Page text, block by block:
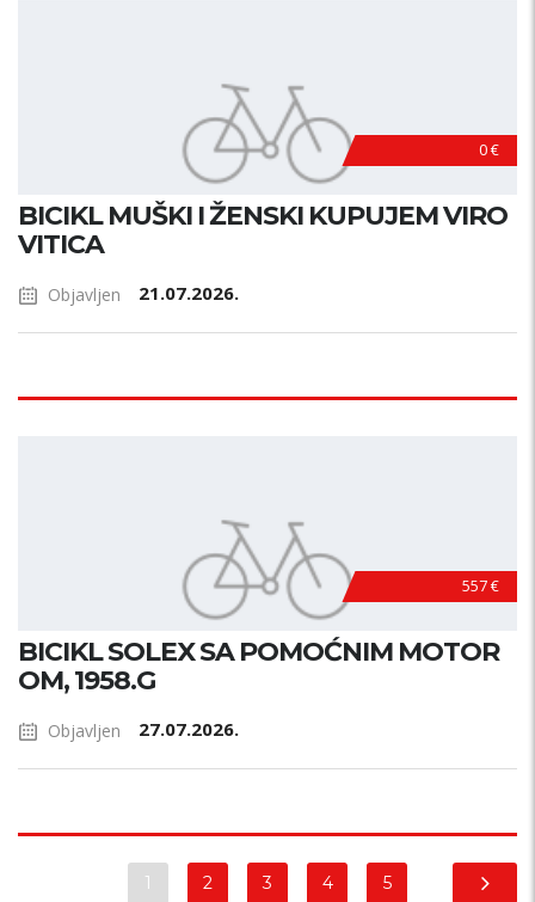
0 €
BICIKL MUŠKI I ŽENSKI KUPUJEM VIRO
VITICA
Objavljen 21.07.2026.
557 €
BICIKL SOLEX SA POMOĆNIM MOTOR
OM, 1958.G
Objavljen 27.07.2026.
1 2 3 4 5